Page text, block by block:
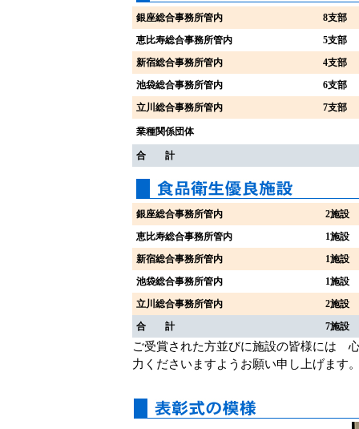
銀座総合事務所管内
8支部
恵比寿総合事務所管内
5支部
新宿総合事務所管内
4支部
池袋総合事務所管内
6支部
立川総合事務所管内
7支部
業種関係団体
合 計
銀座総合事務所管内
2施設
恵比寿総合事務所管内
1施設
新宿総合事務所管内
1施設
池袋総合事務所管内
1施設
立川総合事務所管内
2施設
合 計
7施設
ご受賞された方並びに施設の皆様には
力くださいますようお願い申し上げます